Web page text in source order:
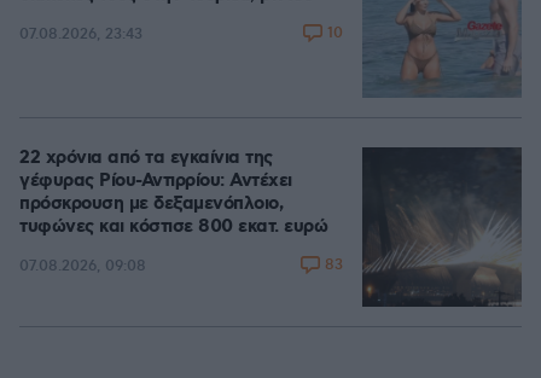
07.08.2026, 23:43 10
22 χρόνια από τα εγκαίνια της
γέφυρας Ρίου-Αντιρρίου: Αντέχει
πρόσκρουση με δεξαμενόπλοιο,
τυφώνες και κόστισε 800 εκατ. ευρώ
07.08.2026, 09:08 83